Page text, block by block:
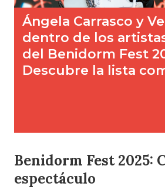
Benidorm Fest 2025:
espectáculo